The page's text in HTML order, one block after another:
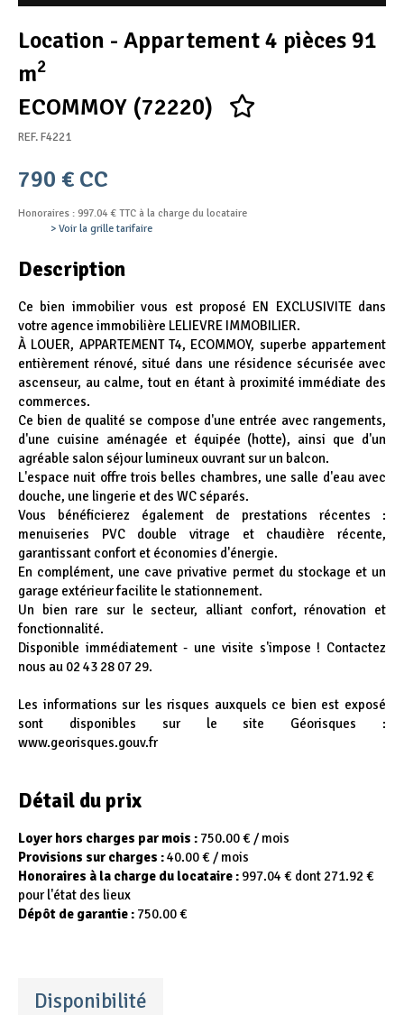
Nous rejoindre
Location - Appartement 4 pièces 91
m2
ECOMMOY (72220)
REF. F4221
790 € CC
Honoraires : 997.04 € TTC à la charge du locataire
> Voir la grille tarifaire
Description
Ce bien immobilier vous est proposé EN EXCLUSIVITE dans
votre agence immobilière LELIEVRE IMMOBILIER.
À LOUER, APPARTEMENT T4, ECOMMOY, superbe appartement
entièrement rénové, situé dans une résidence sécurisée avec
ascenseur, au calme, tout en étant à proximité immédiate des
commerces.
Ce bien de qualité se compose d'une entrée avec rangements,
d'une cuisine aménagée et équipée (hotte), ainsi que d'un
agréable salon séjour lumineux ouvrant sur un balcon.
L'espace nuit offre trois belles chambres, une salle d'eau avec
douche, une lingerie et des WC séparés.
Vous bénéficierez également de prestations récentes :
menuiseries PVC double vitrage et chaudière récente,
garantissant confort et économies d'énergie.
En complément, une cave privative permet du stockage et un
garage extérieur facilite le stationnement.
Un bien rare sur le secteur, alliant confort, rénovation et
fonctionnalité.
Disponible immédiatement - une visite s'impose ! Contactez
nous au 02 43 28 07 29.
Les informations sur les risques auxquels ce bien est exposé
sont disponibles sur le site Géorisques :
www.georisques.gouv.fr
Détail du prix
Loyer hors charges par mois : 750.00 € / mois
Provisions sur charges :40.00 € / mois
Honoraires à la charge du locataire : 997.04 € dont 271.92 €
pour l'état des lieux
Dépôt de garantie : 750.00 €
Disponibilité